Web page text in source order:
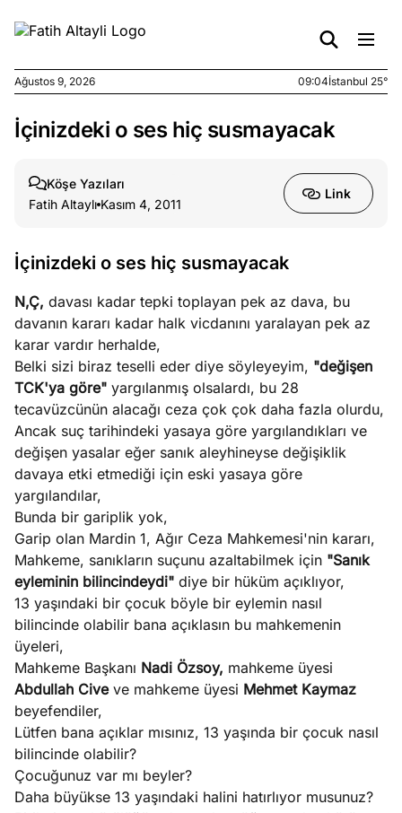
Ağustos
kirli
6, 2026
yasalar
Ağustos
5, 2026
stok
caiz
Köşe
Spor
Ağustos 9, 2026 09:04İstanbul 25°
İçinizdeki o ses hiç susmayacak
Köşe Yazıları
Fatih Altaylı Kasım 4, 2011
Link
İçinizdeki o ses hiç susmayacak
N,Ç, davası kadar tepki toplayan pek az dava, bu
davanın kararı kadar halk vicdanını yaralayan pek az
karar vardır herhalde,
Belki sizi biraz teselli eder diye söyleyeyim, "değişen
TCK'ya göre" yargılanmış olsalardı, bu 28
tecavüzcünün alacağı ceza çok çok daha fazla olurdu,
Ancak suç tarihindeki yasaya göre yargılandıkları ve
değişen yasalar eğer sanık aleyhineyse değişiklik
davaya etki etmediği için eski yasaya göre
yargılandılar,
Bunda bir gariplik yok,
Garip olan Mardin 1, Ağır Ceza Mahkemesi'nin kararı,
Mahkeme, sanıkların suçunu azaltabilmek için "Sanık
eyleminin bilincindeydi" diye bir hüküm açıklıyor,
13 yaşındaki bir çocuk böyle bir eylemin nasıl
bilincinde olabilir bana açıklasın bu mahkemenin
üyeleri,
Mahkeme Başkanı Nadi Özsoy, mahkeme üyesi
Abdullah Cive ve mahkeme üyesi Mehmet Kaymaz
beyefendiler,
Lütfen bana açıklar mısınız, 13 yaşında bir çocuk nasıl
bilincinde olabilir?
Çocuğunuz var mı beyler?
Daha büyükse 13 yaşındaki halini hatırlıyor musunuz?